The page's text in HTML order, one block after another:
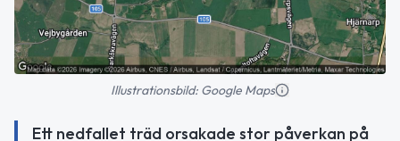
Illustrationsbild: Google Maps
Ett nedfallet träd orsakade stor påverkan på